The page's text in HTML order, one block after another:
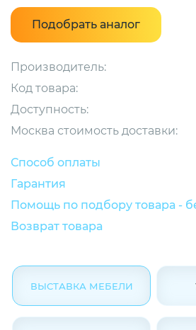
Подобрать аналог
Производитель:
Код товара:
Доступность:
Москва стоимость доставки:
Способ оплаты
Гарантия
Помощь по подбору товара -
Возврат товара
ВЫСТАВКА МЕБЕЛИ